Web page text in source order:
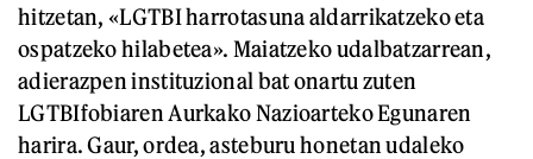
hitzetan, «LGTBI harrotasuna aldarrikatzeko eta
ospatzeko hilabetea». Maiatzeko udalbatzarrean,
adierazpen instituzional bat onartu zuten
LGTBIfobiaren Aurkako Nazioarteko Egunaren
harira. Gaur, ordea, asteburu honetan udaleko